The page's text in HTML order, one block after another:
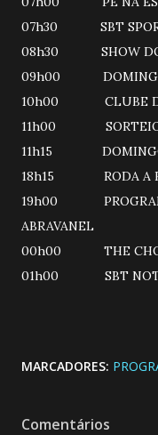
07h30 SBT
08h30
09h00
10h00
11h00
11h15
18h15 RODA
19h00 PROGRAMA
ABRAVANEL
00h00 THE
01h00
MARCADORES:
Comentários